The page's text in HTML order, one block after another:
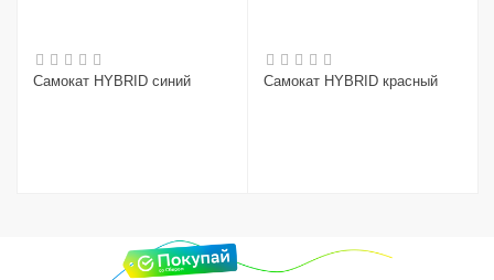
Самокат HYBRID синий Самокат HYBRID красный